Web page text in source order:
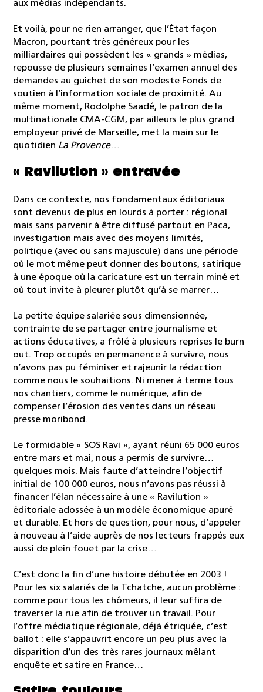
aux médias indépendants.
Et voilà, pour ne rien arranger, que l’État façon
Macron, pourtant très généreux pour les
milliardaires qui possèdent les « grands » médias,
repousse de plusieurs semaines l’examen annuel des
demandes au guichet de son modeste Fonds de
soutien à l’information sociale de proximité. Au
même moment, Rodolphe Saadé, le patron de la
multinationale CMA-CGM, par ailleurs le plus grand
employeur privé de Marseille, met la main sur le
quotidien La Provence…
« Ravilution » entravée
Dans ce contexte, nos fondamentaux éditoriaux
sont devenus de plus en lourds à porter : régional
mais sans parvenir à être diffusé partout en Paca,
investigation mais avec des moyens limités,
politique (avec ou sans majuscule) dans une période
où le mot même peut donner des boutons, satirique
à une époque où la caricature est un terrain miné et
où tout invite à pleurer plutôt qu’à se marrer…
La petite équipe salariée sous dimensionnée,
contrainte de se partager entre journalisme et
actions éducatives, a frôlé à plusieurs reprises le burn
out. Trop occupés en permanence à survivre, nous
n’avons pas pu féminiser et rajeunir la rédaction
comme nous le souhaitions. Ni mener à terme tous
nos chantiers, comme le numérique, afin de
compenser l’érosion des ventes dans un réseau
presse moribond.
Le formidable « SOS Ravi », ayant réuni 65 000 euros
entre mars et mai, nous a permis de survivre…
quelques mois. Mais faute d’atteindre l’objectif
initial de 100 000 euros, nous n’avons pas réussi à
financer l’élan nécessaire à une « Ravilution »
éditoriale adossée à un modèle économique apuré
et durable. Et hors de question, pour nous, d’appeler
à nouveau à l’aide auprès de nos lecteurs frappés eux
aussi de plein fouet par la crise…
C’est donc la fin d’une histoire débutée en 2003 !
Pour les six salariés de la Tchatche, aucun problème :
comme pour tous les chômeurs, il leur suffira de
traverser la rue afin de trouver un travail. Pour
l’offre médiatique régionale, déjà étriquée, c’est
ballot : elle s’appauvrit encore un peu plus avec la
disparition d’un des très rares journaux mêlant
enquête et satire en France…